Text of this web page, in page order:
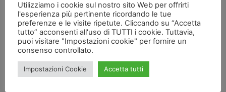
Utilizziamo i cookie sul nostro sito Web per offrirti
l'esperienza più pertinente ricordando le tue
preferenze e le visite ripetute. Cliccando su “Accetta
tutto” acconsenti all'uso di TUTTI i cookie. Tuttavia,
puoi visitare "Impostazioni cookie" per fornire un
consenso controllato.
Impostazioni Cookie Accetta tutti